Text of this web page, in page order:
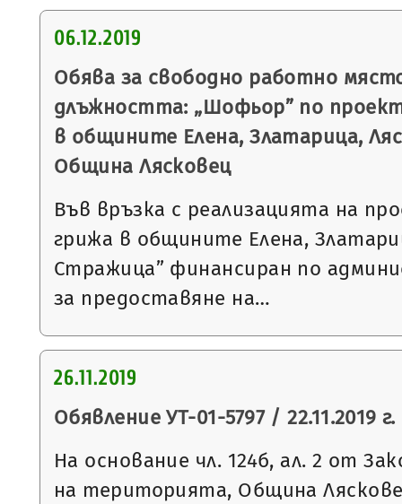
06.12.2019
Обява за свободно работно
длъжността: „Шофьор” по
в общините Елена, Златарица,
Община Лясковец
Във връзка с реализацията на
грижа в общините Елена,
Стражица” финансиран по
за предоставяне на…
26.11.2019
Обявление УТ-01-5797 / 22.11.2019 г.
На основание чл. 124б, ал. 2 от
на територията, Община